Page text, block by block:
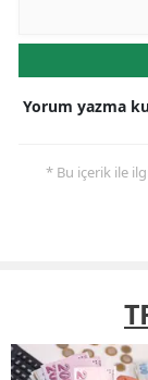
Yorum yazma
* Bu içerik ile